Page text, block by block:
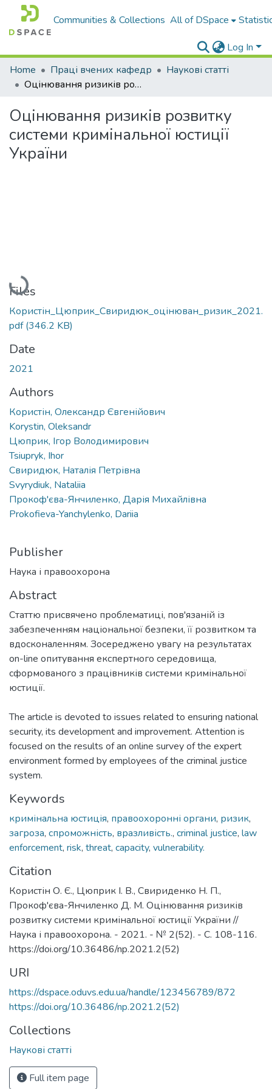
Communities & Collections All of DSpace
Log In
Home
Праці вчених кафедр
Наукові статті
Оцінювання ризиків розвитку системи кримінальної юстиції України
Оцінювання ризиків розвитку
системи кримінальної юстиції
України
Loading...
Files
Користін_Цюприк_Свиридюк_оцінюван_ризик_2021.
pdf(346.2 KB)
Date
2021
Authors
Користін, Олександр Євгенійович
Korystin, Oleksandr
Цюприк, Ігор Володимирович
Tsiupryk, Ihor
Свиридюк, Наталія Петрівна
Svyrydiuk, Nataliia
Прокоф'єва-Янчиленко, Дарія Михайлівна
Prokofieva-Yanchylenko, Dariia
Publisher
Наука і правоохорона
Abstract
Статтю присвячено проблематиці, пов'язаній із
забезпеченням національної безпеки, її розвитком та
вдосконаленням. Зосереджено увагу на результатах
on-line опитування експертного середовища,
сформованого з працівників системи кримінальної
юстиції.
The article is devoted to issues related to ensuring national
security, its development and improvement. Attention is
focused on the results of an online survey of the expert
environment formed by employees of the criminal justice
system.
Keywords
кримінальна юстиція, правоохоронні органи, ризик,
загроза, спроможність, вразливість., criminal justice, law
enforcement, risk, threat, capacity, vulnerability.
Citation
Користін О. Є., Цюприк І. В., Свириденко Н. П.,
Прокоф'єва-Янчиленко Д. М. Оцінювання ризиків
розвитку системи кримінальної юстиції України //
Наука і правоохорона. - 2021. - № 2(52). - С. 108-116.
URI
https://dspace.oduvs.edu.ua/handle/123456789/872
https://doi.org/10.36486/np.2021.2(52)
Collections
Наукові статті
Full item page